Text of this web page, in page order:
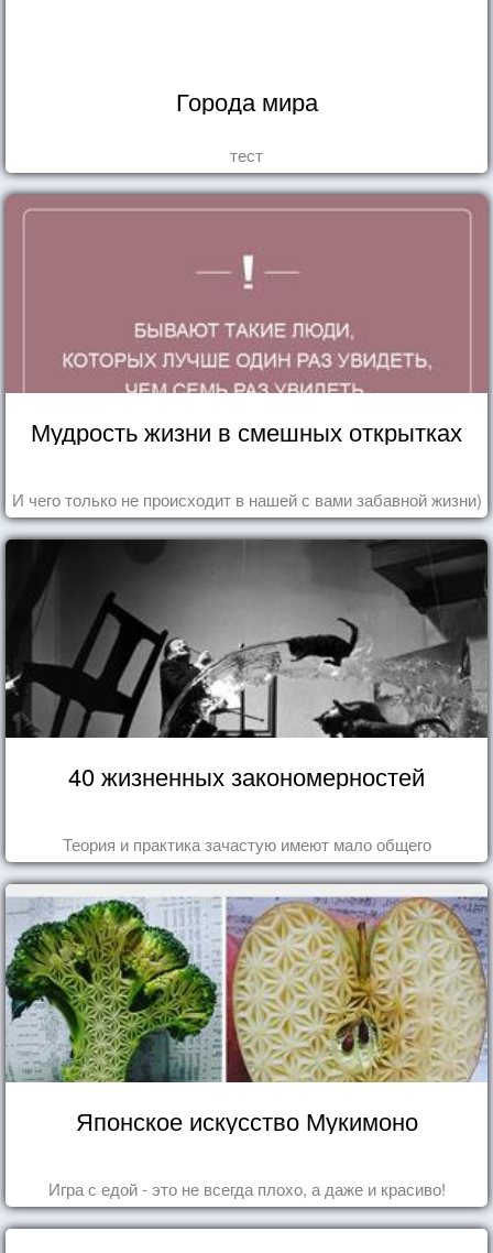
Города мира
тест
Мудрость жизни в смешных открытках
И чего только не происходит в нашей с вами забавной жизни)
40 жизненных закономерностей
Теория и практика зачастую имеют мало общего
Японское искусство Мукимоно
Игра с едой - это не всегда плохо, а даже и красиво!